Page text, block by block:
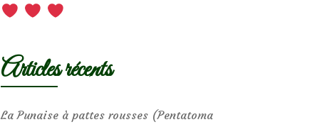
Articles récents
La Punaise à pattes rousses (Pentatoma